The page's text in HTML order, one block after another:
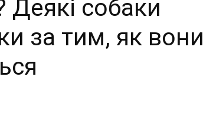
Деякі собаки
за тим, як вони